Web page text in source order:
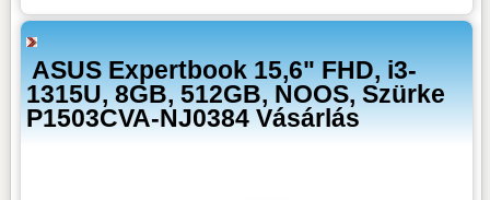
ASUS Expertbook 15,6" FHD, i3-
1315U, 8GB, 512GB, NOOS, Szürke
P1503CVA-NJ0384 Vásárlás